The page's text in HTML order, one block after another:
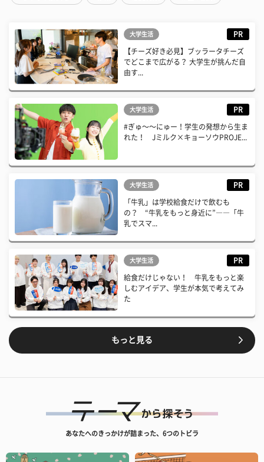
大学生活 PR
【チーズ好き必見】ブッラータチーズ
でどこまで広がる？ 大学生が挑んだ自
由す...
大学生活 PR
#ぎゅ〜〜にゅー！学生の発想から生ま
れた！ Jミルク×キョーソウPROJE...
大学生活 PR
「牛乳」は学校給食だけで飲むも
の？ “牛乳をもっと身近に”――「牛
乳でスマ...
大学生活 PR
給食だけじゃない！ 牛乳をもっと楽
しむアイデア、学生が本気で考えてみ
た
もっと見る
あなたへのきっかけが詰まった、6つのトビラ